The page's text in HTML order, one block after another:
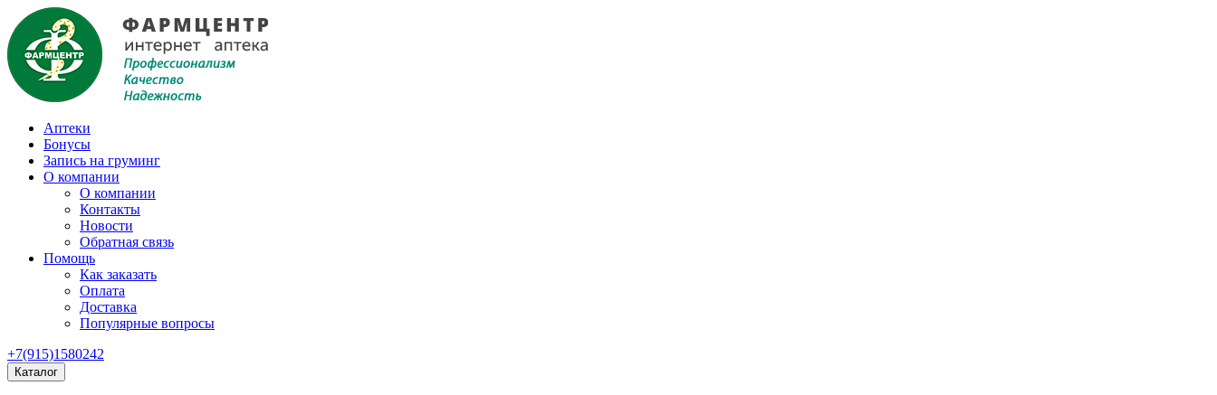
Аптеки
Бонусы
Запись на груминг
О компании
О компании
Контакты
Новости
Обратная связь
Помощь
Как заказать
Оплата
Доставка
Популярные вопросы
+7(915)1580242
Каталог